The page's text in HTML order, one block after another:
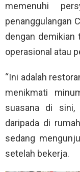
memenuhi
penanggulangan
dengan demikian
operasional atau
“Ini adalah
menikmati
suasana di
daripada di
sedang
setelah bekerja.